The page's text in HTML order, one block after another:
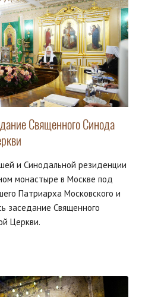
Священного Синода
и Синодальной резиденции
монастыре в Москве под
Патриарха Московского и
заседание Священного
Церкви.